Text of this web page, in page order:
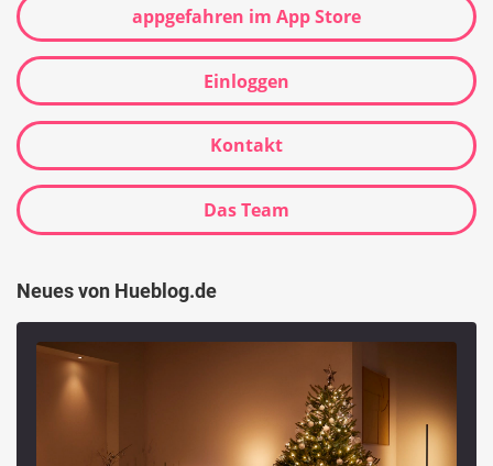
appgefahren im App Store
Einloggen
Kontakt
Das Team
Neues von Hueblog.de